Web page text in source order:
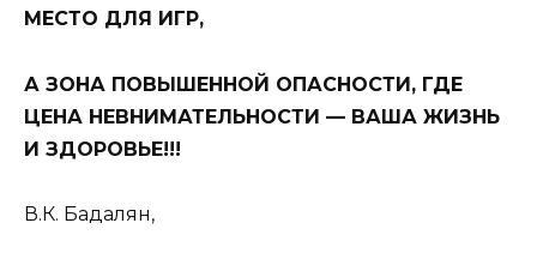
МЕСТО ДЛЯ ИГР,
А ЗОНА ПОВЫШЕННОЙ ОПАСНОСТИ, ГДЕ
ЦЕНА НЕВНИМАТЕЛЬНОСТИ — ВАША ЖИЗНЬ
И ЗДОРОВЬЕ!!!
В.К. Бадалян,